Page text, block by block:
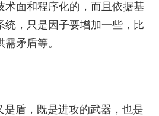
术面和程序化的，而且依据基
统，只是因子要增加一些，比
矛盾等。
是盾，既是进攻的武器，也是